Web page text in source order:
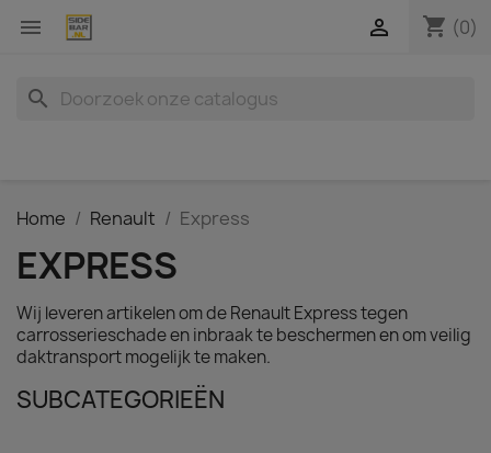
 shopping_cart (0)

search
Home Renault Express
EXPRESS
Wij leveren artikelen om de Renault Express tegen
carrosserieschade en inbraak te beschermen en om veilig
daktransport mogelijk te maken.
SUBCATEGORIEËN